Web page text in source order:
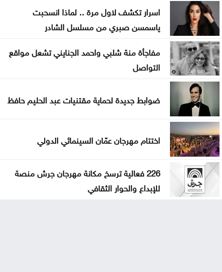
اسرار تكشف لاول مرة .. لماذا انسحبت
ياسمسن صبري من مسلسل الشادر
مفاجأة منة شلبي واحمد الجنايني تشعل مواقع
التواصل
ضوابط جديدة لحماية مقتنيات عبد الحليم حافظ
اختتام مهرجان عمّان السينمائي الدولي
226 فعالية ترسخ مكانة مهرجان جرش منصة
للإبداع والحوار الثقافي